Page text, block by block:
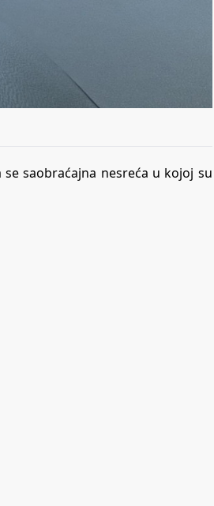
saobraćajna nesreća u kojoj su